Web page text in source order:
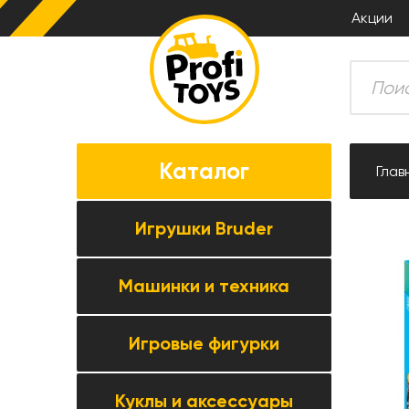
Акции
Каталог
Игрушки Bruder
Все товары категории →
Комбайны
Тракторы
Прицепная техника
Машинки и техника
Все товары категории →
Коллекционные модели
Игровые фигурки
Все товары категории →
Куклы и аксессуары